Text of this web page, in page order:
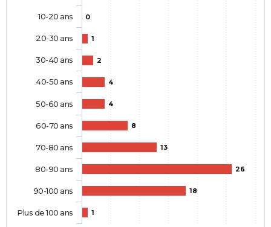
0
1
2
4
4
8
13
26
18
1
10-20 ans
20-30 ans
30-40 ans
40-50 ans
50-60 ans
60-70 ans
70-80 ans
80-90 ans
90-100 ans
Plus de 100 ans